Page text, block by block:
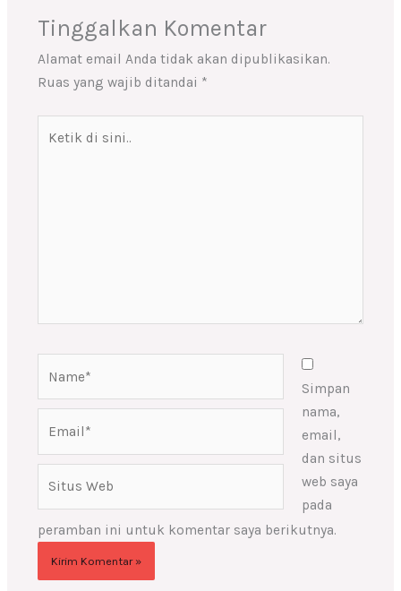
Tinggalkan Komentar
Alamat email Anda tidak akan dipublikasikan.
Ruas yang wajib ditandai *
Simpan
nama,
email,
dan situs
web saya
pada
peramban ini untuk komentar saya berikutnya.